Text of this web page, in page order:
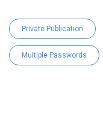
Private Publication
Multiple Passwords